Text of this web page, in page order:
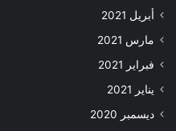
أبريل 2021
مارس 2021
فبراير 2021
يناير 2021
ديسمبر 2020